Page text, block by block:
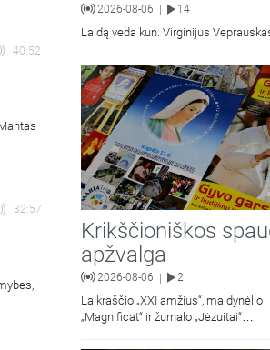
40:52
32:57
2026-08-06 14
Laidą veda kun. Virginijus
Krikščioniškos
apžvalga
2026-08-06 | 2
Laikraščio „XXI amžius“, maldynėlio
„Magnificat“ ir žurnalo „Jėzuitai“